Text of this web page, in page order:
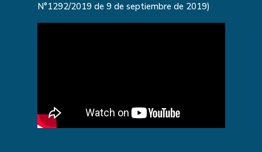
N°1292/2019 de 9 de septiembre de 2019)